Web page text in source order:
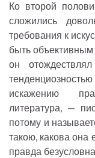
Ко второй
сложились
требования к
быть объективным
он
искажению
литература, —
потому и
такою, какова она
правда